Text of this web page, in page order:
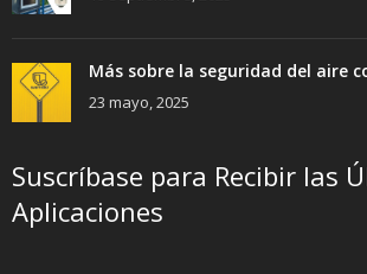
Más sobre la seguridad del aire
23 mayo, 2025
Suscríbase para Recibir las
Aplicaciones